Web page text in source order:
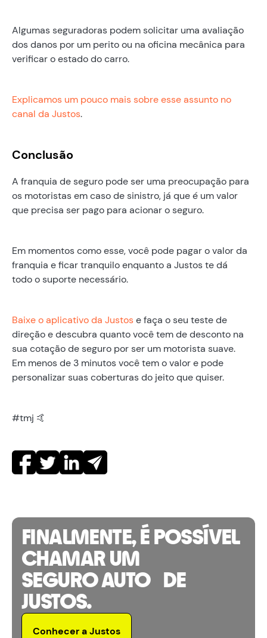
Algumas seguradoras podem solicitar uma avaliação
dos danos por um perito ou na oficina mecânica para
verificar o estado do carro.
Explicamos um pouco mais sobre esse assunto no
canal da Justos.
Conclusão
A franquia de seguro pode ser uma preocupação para
os motoristas em caso de sinistro, já que é um valor
que precisa ser pago para acionar o seguro.
Em momentos como esse, você pode pagar o valor da
franquia e ficar tranquilo enquanto a Justos te dá
todo o suporte necessário.
Baixe o aplicativo da Justose faça o seu teste de
direção e descubra quanto você tem de desconto na
sua cotação de seguro por ser um motorista suave.
Em menos de 3 minutos você tem o valor e pode
personalizar suas coberturas do jeito que quiser.
#tmj 🤙
FINALMENTE, É POSSÍVEL
CHAMAR UM
SEGURO AUTO DE
JUSTOS.
Conhecer a Justos